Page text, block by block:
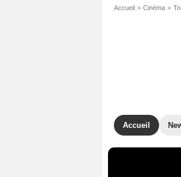
Accueil Cinéma
Accueil